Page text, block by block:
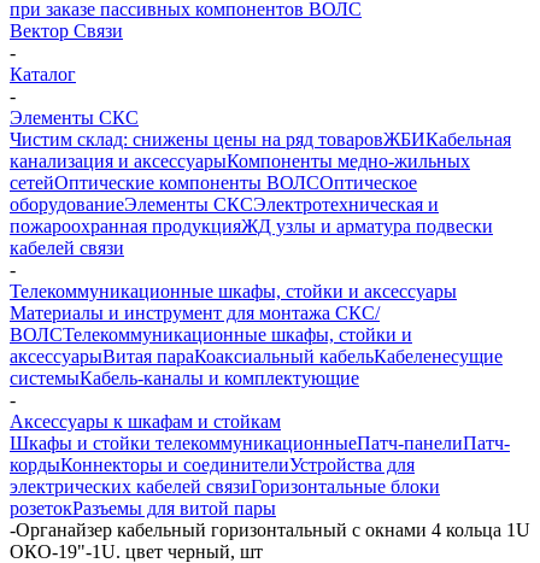
при заказе пассивных компонентов ВОЛС
Вектор Связи
-
Каталог
-
Элементы СКС
Чистим склад: снижены цены на ряд товаровЖБИКабельная
канализация и аксессуарыКомпоненты медно-жильных
сетейОптические компоненты ВОЛСОптическое
оборудованиеЭлементы СКСЭлектротехническая и
пожароохранная продукцияЖД узлы и арматура подвески
кабелей связи
-
Телекоммуникационные шкафы, стойки и аксессуары
Материалы и инструмент для монтажа СКС/
ВОЛСТелекоммуникационные шкафы, стойки и
аксессуарыВитая параКоаксиальный кабельКабеленесущие
системыКабель-каналы и комплектующие
-
Аксессуары к шкафам и стойкам
Шкафы и стойки телекоммуникационныеПатч-панелиПатч-
кордыКоннекторы и соединителиУстройства для
электрических кабелей связиГоризонтальные блоки
розетокРазъемы для витой пары
-Органайзер кабельный горизонтальный с окнами 4 кольца 1U
ОКО-19"-1U. цвет черный, шт